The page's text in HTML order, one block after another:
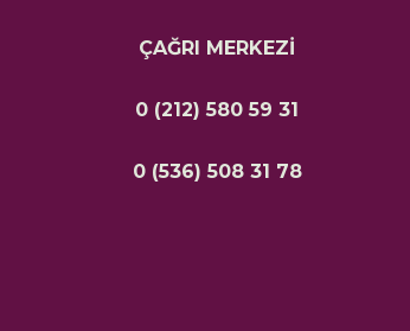
ÇAĞRI MERKEZİ
0 (212) 580 59 31
0 (536) 508 31 78